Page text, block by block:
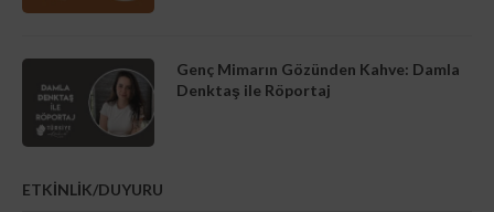
Genç Mimarın Gözünden Kahve: Damla
Denktaş ile Röportaj
ETKİNLİK/DUYURU